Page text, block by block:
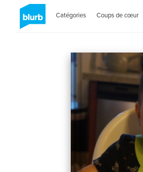
Catégories Coups de cœur